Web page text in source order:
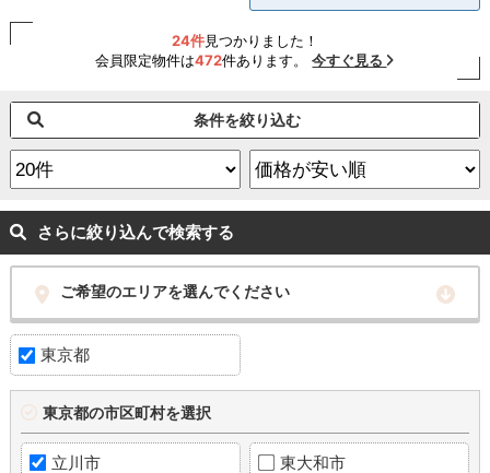
24件見つかりました！
会員限定物件は472件あります。今すぐ見る
条件を絞り込む
さらに絞り込んで検索する
ご希望のエリアを選んでください
東京都
東京都の市区町村を選択
立川市 東大和市